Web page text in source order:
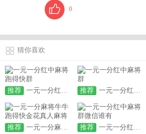
0
猜你喜欢
推荐 一元一分红中麻将跑得快群 推荐 一元一分红中麻将群
推荐 一元一分麻将牛牛跑得快金花真人麻将 推荐 一元一分红中麻将群微信谁有